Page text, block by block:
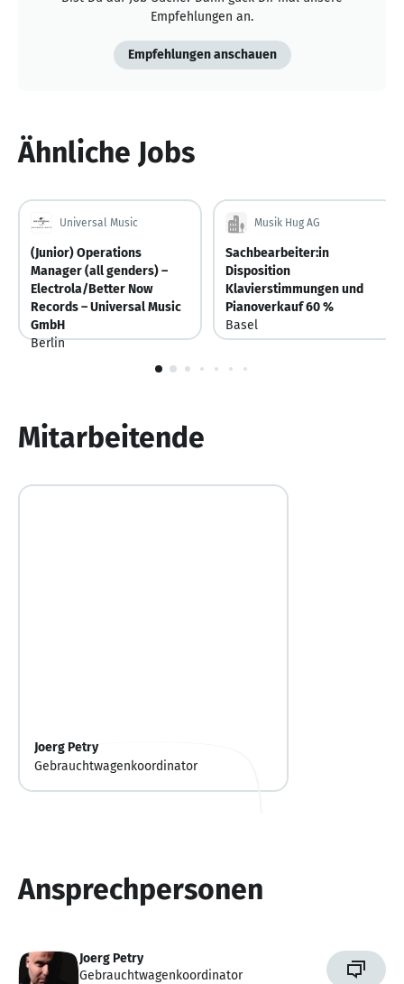
Empfehlungen an.
Empfehlungen anschauen
Ähnliche Jobs
Universal Music
(Junior) Operations
Manager (all genders) –
Electrola/Better Now
Records – Universal Music
GmbH
Berlin
Musik Hug AG
Sachbearbeiter:in
Disposition
Klavierstimmungen und
Pianoverkauf 60 %
Basel
1
Mitarbeitende
Joerg Petry
Gebrauchtwagenkoordinator
Ansprechpersonen
Joerg Petry
Gebrauchtwagenkoordinator